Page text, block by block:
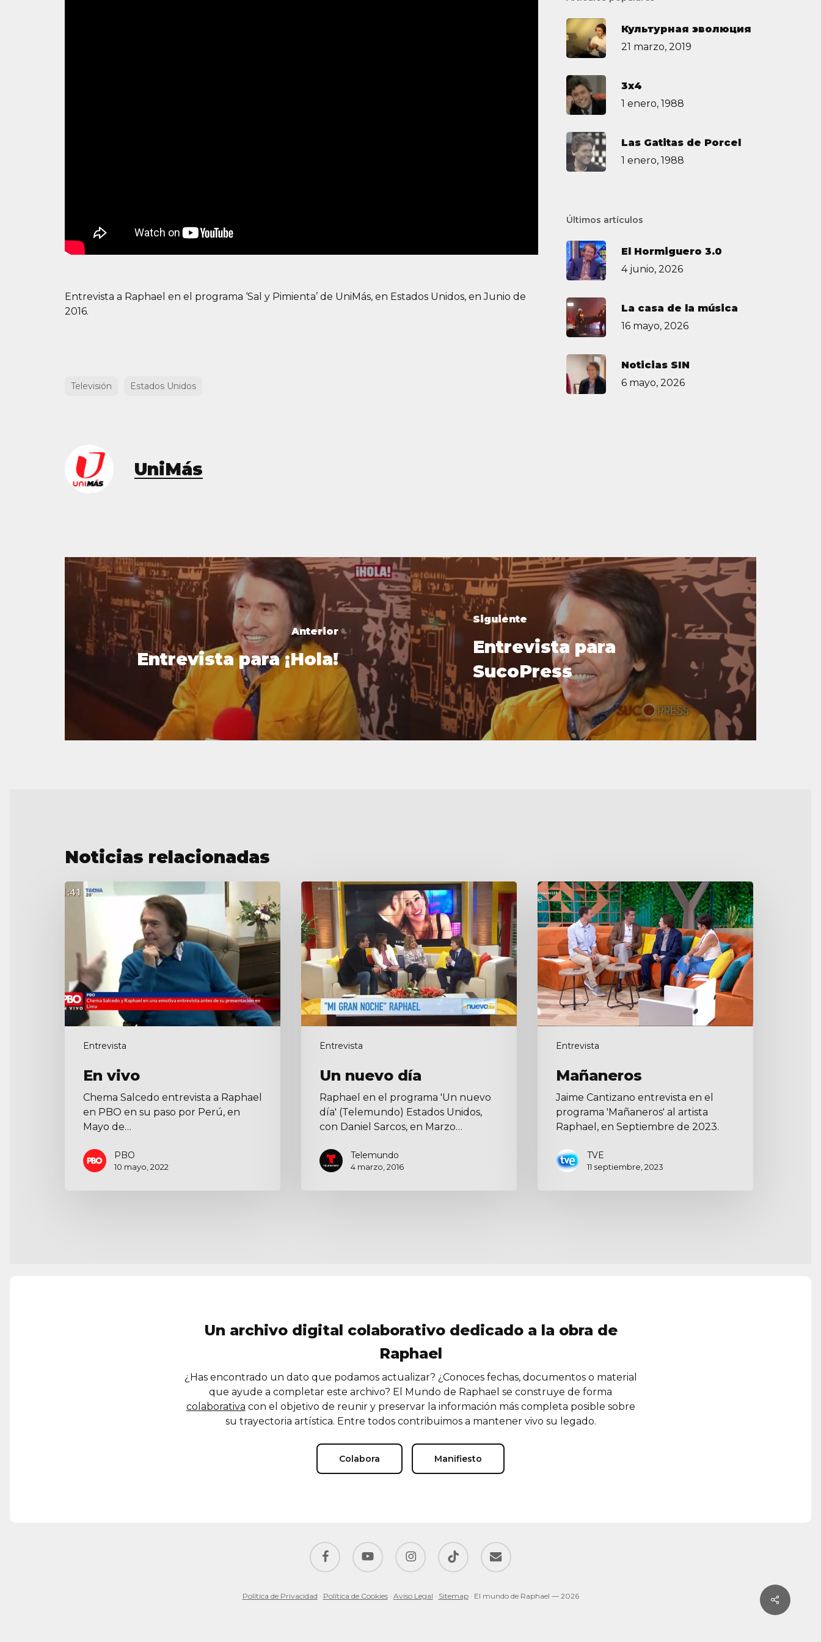
Entrevista a Raphael en el programa ‘Sal y Pimienta’ de UniMás, en Estados Unidos, en Junio de
2016.
Televisión Estados Unidos
UniMás
Культурная эволюция
21 marzo, 2019
3х4
1 enero, 1988
Las Gatitas de Porcel
1 enero, 1988
Últimos artículos
El Hormiguero 3.0
4 junio, 2026
La casa de la música
16 mayo, 2026
Noticias SIN
6 mayo, 2026
Anterior
Entrevista para ¡Hola!
Siguiente
Entrevista para
SucoPress
Noticias relacionadas
Entrevista
En
En vivo
Chema Salcedo entrevista a Raphael
en PBO en su paso por Perú, en
Mayo de…
PBO
10 mayo, 2022
Entrevista
Un
nuevo
día
Un nuevo día
Raphael en el programa 'Un nuevo
día' (Telemundo) Estados Unidos,
con Daniel Sarcos, en Marzo…
Telemundo
4 marzo, 2016
Entrevista
Mañaneros
Mañaneros
Jaime Cantizano entrevista en el
programa 'Mañaneros' al artista
Raphael, en Septiembre de 2023.
TVE
11 septiembre, 2023
Share
Un archivo digital colaborativo dedicado a la obra de
Raphael
¿Has encontrado un dato que podamos actualizar? ¿Conoces fechas, documentos o material
que ayude a completar este archivo? El Mundo de Raphael se construye de forma
colaborativa con el objetivo de reunir y preservar la información más completa posible sobre
su trayectoria artística. Entre todos contribuimos a mantener vivo su legado.
Colabora Manifiesto
facebook youtube instagram tiktok email
Política de Privacidad · Política de Cookies· Aviso Legal · Sitemap· El mundo de Raphael — 2026